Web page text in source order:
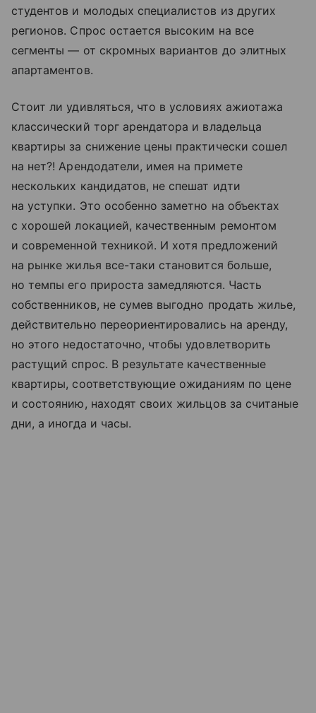
студентов и молодых специалистов из других
регионов. Спрос остается высоким на все
сегменты — от скромных вариантов до элитных
апартаментов.
Стоит ли удивляться, что в условиях ажиотажа
классический торг арендатора и владельца
квартиры за снижение цены практически сошел
на нет?! Арендодатели, имея на примете
нескольких кандидатов, не спешат идти
на уступки. Это особенно заметно на объектах
с хорошей локацией, качественным ремонтом
и современной техникой. И хотя предложений
на рынке жилья все-таки становится больше,
но темпы его прироста замедляются. Часть
собственников, не сумев выгодно продать жилье,
действительно переориентировались на аренду,
но этого недостаточно, чтобы удовлетворить
растущий спрос. В результате качественные
квартиры, соответствующие ожиданиям по цене
и состоянию, находят своих жильцов за считаные
дни, а иногда и часы.